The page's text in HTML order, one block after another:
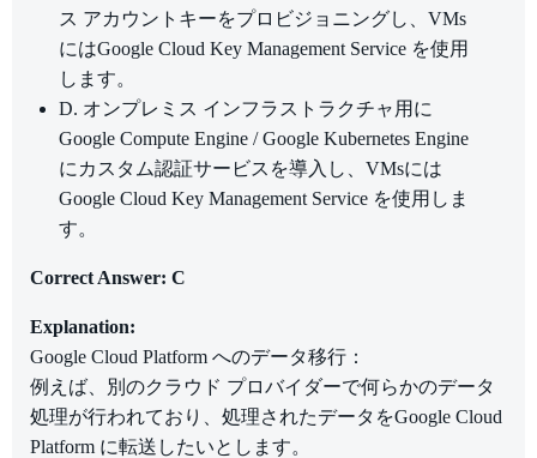
ス アカウントキーをプロビジョニングし、VMs
にはGoogle Cloud Key Management Service を使用
します。
D. オンプレミス インフラストラクチャ用に
Google Compute Engine / Google Kubernetes Engine
にカスタム認証サービスを導入し、VMsには
Google Cloud Key Management Service を使用しま
す。
Correct Answer: C
Explanation:
Google Cloud Platform へのデータ移行：
例えば、別のクラウド プロバイダーで何らかのデータ
処理が行われており、処理されたデータをGoogle Cloud
Platform に転送したいとします。